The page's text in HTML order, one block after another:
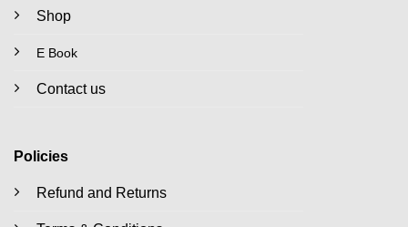
Shop
E Book
Contact us
Policies
Refund and Returns